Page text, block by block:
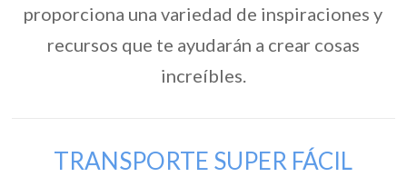
proporciona una variedad de inspiraciones y
recursos que te ayudarán a crear cosas
increíbles.
TRANSPORTE SUPER FÁCIL